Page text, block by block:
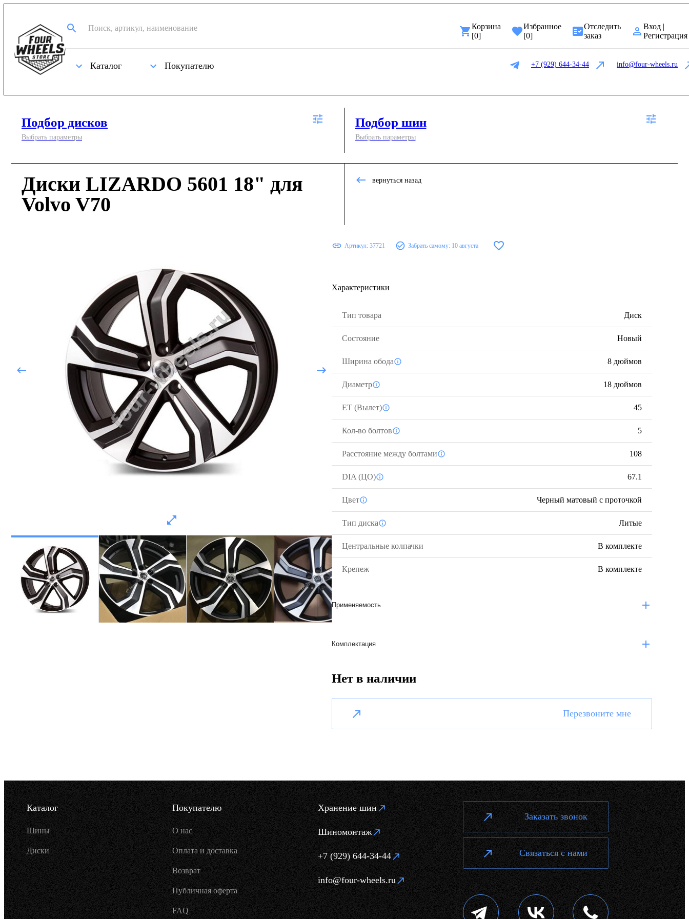
Корзина
[0]
Избранное
[0]
Отследить
заказ
Вход |
Регистрация
Каталог Покупателю +7 (929) 644-34-44 info@four-wheels.ru
Подбор дисков
Выбрать параметры
Подбор шин
Выбрать параметры
Диски LIZARDO 5601 18" для
Volvo V70
вернуться назад
Артикул: 37721 Забрать самому: 10 августа
Характеристики
Тип товара Диск
Состояние Новый
Ширина обода 8 дюймов
Диаметр 18 дюймов
ЕТ (Вылет) 45
Кол-во болтов 5
Расстояние между болтами 108
DIA (ЦО) 67.1
Цвет Черный матовый с проточкой
Тип диска Литые
Центральные колпачки В комплекте
Крепеж В комплекте
Применяемость
Комплектация
Нет в наличии
Перезвоните мне
Каталог
Шины
Диски
Покупателю
О нас
Оплата и доставка
Возврат
Публичная оферта
FAQ
Хранение шин
Шиномонтаж
+7 (929) 644-34-44
info@four-wheels.ru
Заказать звонок
Связаться с нами